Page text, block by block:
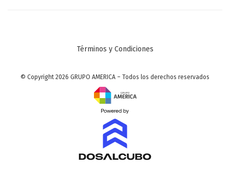
Términos y Condiciones
© Copyright 2026 GRUPO AMERICA – Todos los derechos reservados